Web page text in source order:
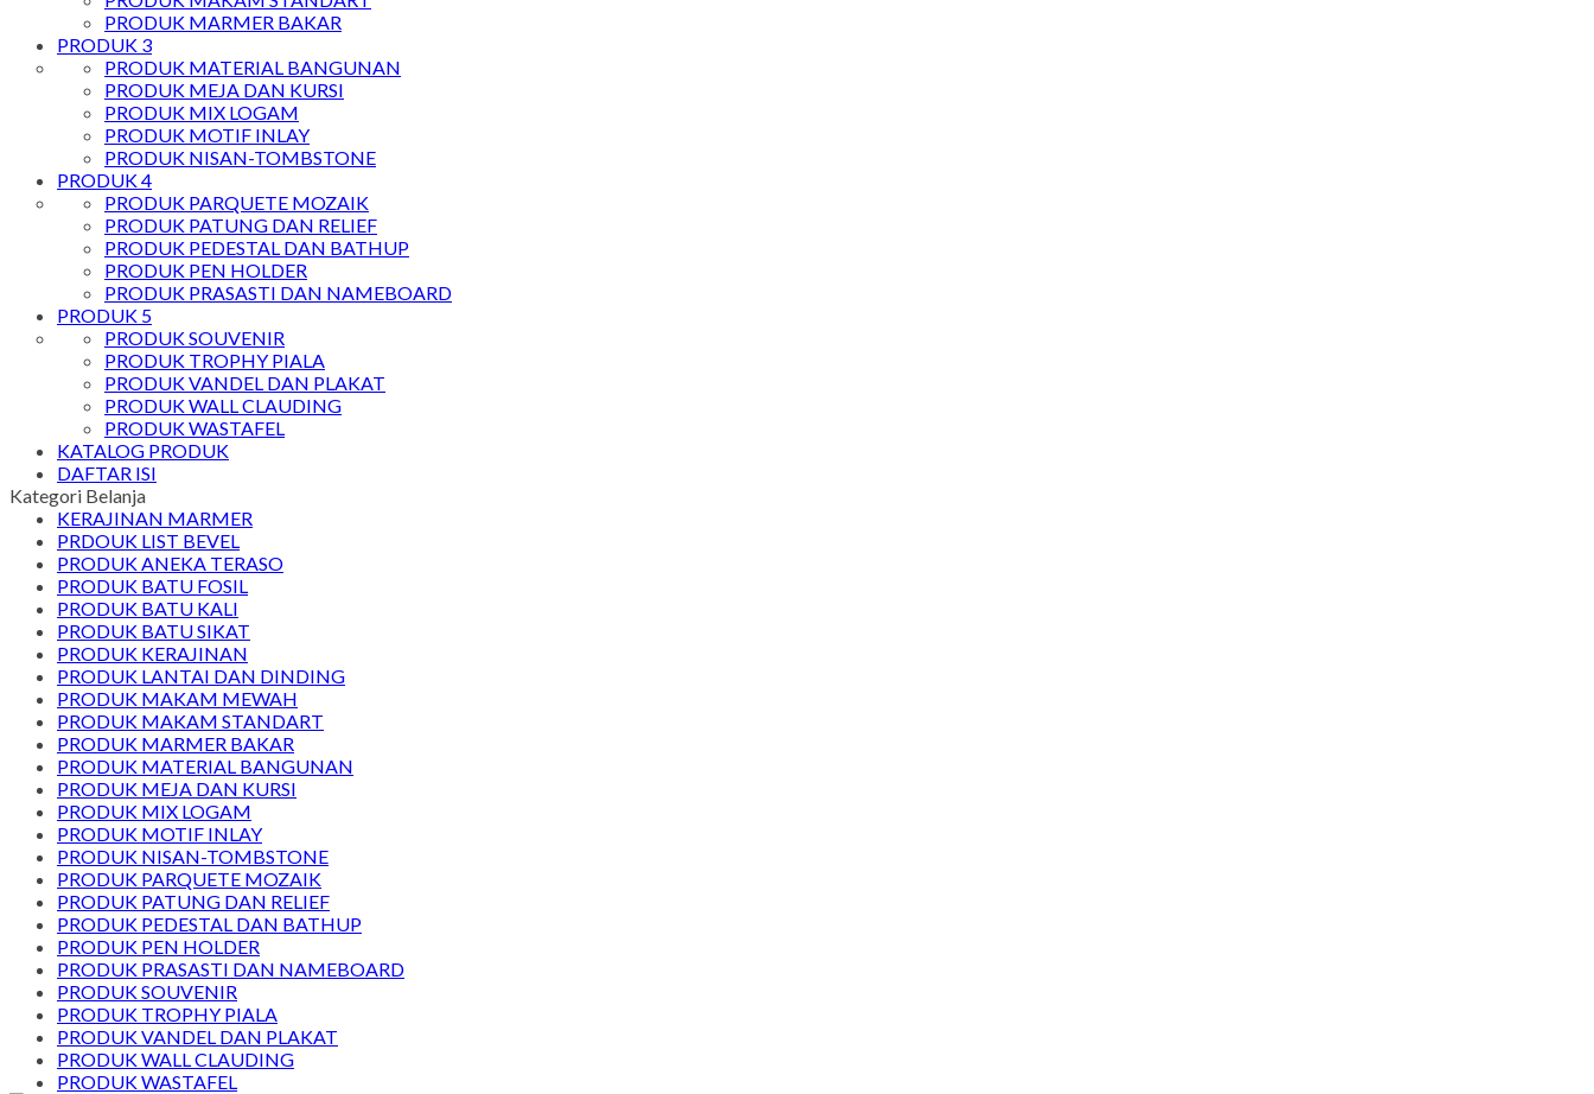
PRODUK MARMER BAKAR
PRODUK 3
PRODUK MATERIAL BANGUNAN
PRODUK MEJA DAN KURSI
PRODUK MIX LOGAM
PRODUK MOTIF INLAY
PRODUK NISAN-TOMBSTONE
PRODUK 4
PRODUK PARQUETE MOZAIK
PRODUK PATUNG DAN RELIEF
PRODUK PEDESTAL DAN BATHUP
PRODUK PEN HOLDER
PRODUK PRASASTI DAN NAMEBOARD
PRODUK 5
PRODUK SOUVENIR
PRODUK TROPHY PIALA
PRODUK VANDEL DAN PLAKAT
PRODUK WALL CLAUDING
PRODUK WASTAFEL
KATALOG PRODUK
DAFTAR ISI
Kategori Belanja
KERAJINAN MARMER
PRDOUK LIST BEVEL
PRODUK ANEKA TERASO
PRODUK BATU FOSIL
PRODUK BATU KALI
PRODUK BATU SIKAT
PRODUK KERAJINAN
PRODUK LANTAI DAN DINDING
PRODUK MAKAM MEWAH
PRODUK MAKAM STANDART
PRODUK MARMER BAKAR
PRODUK MATERIAL BANGUNAN
PRODUK MEJA DAN KURSI
PRODUK MIX LOGAM
PRODUK MOTIF INLAY
PRODUK NISAN-TOMBSTONE
PRODUK PARQUETE MOZAIK
PRODUK PATUNG DAN RELIEF
PRODUK PEDESTAL DAN BATHUP
PRODUK PEN HOLDER
PRODUK PRASASTI DAN NAMEBOARD
PRODUK SOUVENIR
PRODUK TROPHY PIALA
PRODUK VANDEL DAN PLAKAT
PRODUK WALL CLAUDING
PRODUK WASTAFEL